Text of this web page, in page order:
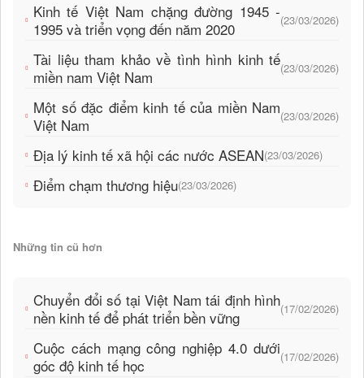
Kinh tế Việt Nam chặng đường 1945 -
1995 và triển vọng đến năm 2020
(23/03/2026)
Tài liệu tham khảo về tình hình kinh tế
miền nam Việt Nam
(23/03/2026)
Một số đặc điểm kinh tế của miền Nam
Việt Nam
(23/03/2026)
Địa lý kinh tế xã hội các nước ASEAN(23/03/2026)
Điểm chạm thương hiệu(23/03/2026)
Những tin cũ hơn
Chuyển đổi số tại Việt Nam tái định hình
nền kinh tế để phát triển bền vững
(17/02/2026)
Cuộc cách mạng công nghiệp 4.0 dưới
góc độ kinh tế học
(17/02/2026)